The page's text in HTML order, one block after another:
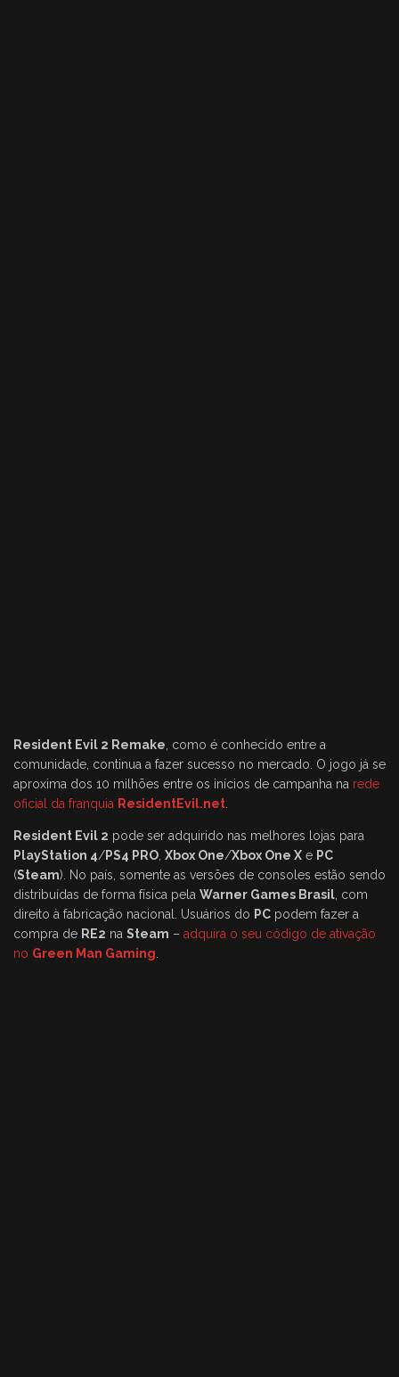
Resident Evil 2 Remake , como é conhecido entre a
comunidade, continua a fazer sucesso no mercado. O jogo já se
aproxima dos 10 milhões entre os inícios de campanha na rede
oficial da franquia ResidentEvil.net
Resident Evil 2 pode ser adquirido nas melhores lojas para
PlayStation 4/PS4 PRO Xbox One/Xbox One X e PC
(Steam). No país, somente as versões de consoles estão sendo
distribuídas de forma física pela Warner Games Brasil , com
direito à fabricação nacional. Usuários do PC podem fazer a
compra de RE2 na Steam – adquira o seu código de ativação
no Green Man Gaming